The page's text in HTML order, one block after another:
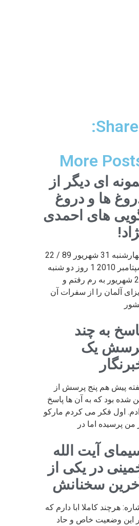
Share:
More
ای دیگر از
ها و دروغ
های احمدی
چهارشنبه 31 شهریور 89 / 22
سپتامبر 2010 1 روز دو شنبه
29 شهریور به رم رفتم و
آلمان را از سفرات آن
به چند
یک
پیش هم پنج پرسش از
شده بود که به آن ها پاسخ
اول فکر می کردم مارکو
من پرسیده اما در
آیت الله
در یکی از
آخرین سخنانش
هرچند کاملا ابا دارم که
این وضعیت خاص و حاد